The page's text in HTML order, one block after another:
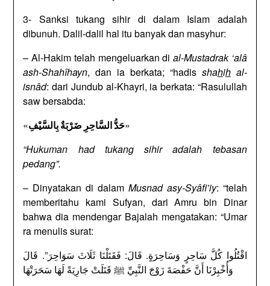
3- Sanksi tukang sihir di dalam Islam adalah
dibunuh. Dalil-dalil hal itu banyak dan masyhur:
– Al-Hakim telah mengeluarkan di al-Mustadrak ‘alâ
ash-Shahîhayn, dan ia berkata; “hadis shahihal-
isnâd: dari Jundub al-Khayri, ia berkata: “Rasulullah
saw bersabda:
«حَدُّ السَّاحِرِ ضَرْبَةٌ بِالسَّيْفِ»
“Hukuman had tukang sihir adalah tebasan
pedang”.
– Dinyatakan di dalam Musnad asy-Syâfi’iy: “telah
memberitahu kami Sufyan, dari Amru bin Dinar
bahwa dia mendengar Bajalah mengatakan: “Umar
ra menulis surat:
اقْتُلُوا كُلَّ سَاحِرٍ وَسَاحِرَةٍ. قَالَ: فَقَتَلْنَا ثَلَاثَ سَوَاحِرَ”. قَالَ
وَأُخْبِرْنَا أَنَّ حَفْصَةَ زَوْجَ النَّبِيِّ ﷺ قَتَلَتْ جَارِيَةً لَهَا سَحَرَتْهَا